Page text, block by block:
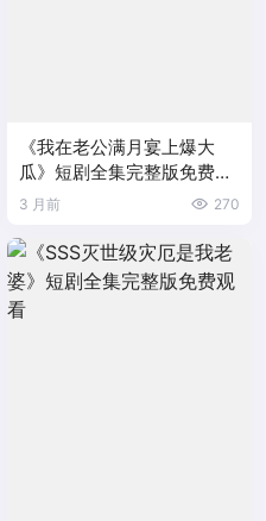
《我在老公满月宴上爆大
瓜》短剧全集完整版免费观
看
3 月前 270